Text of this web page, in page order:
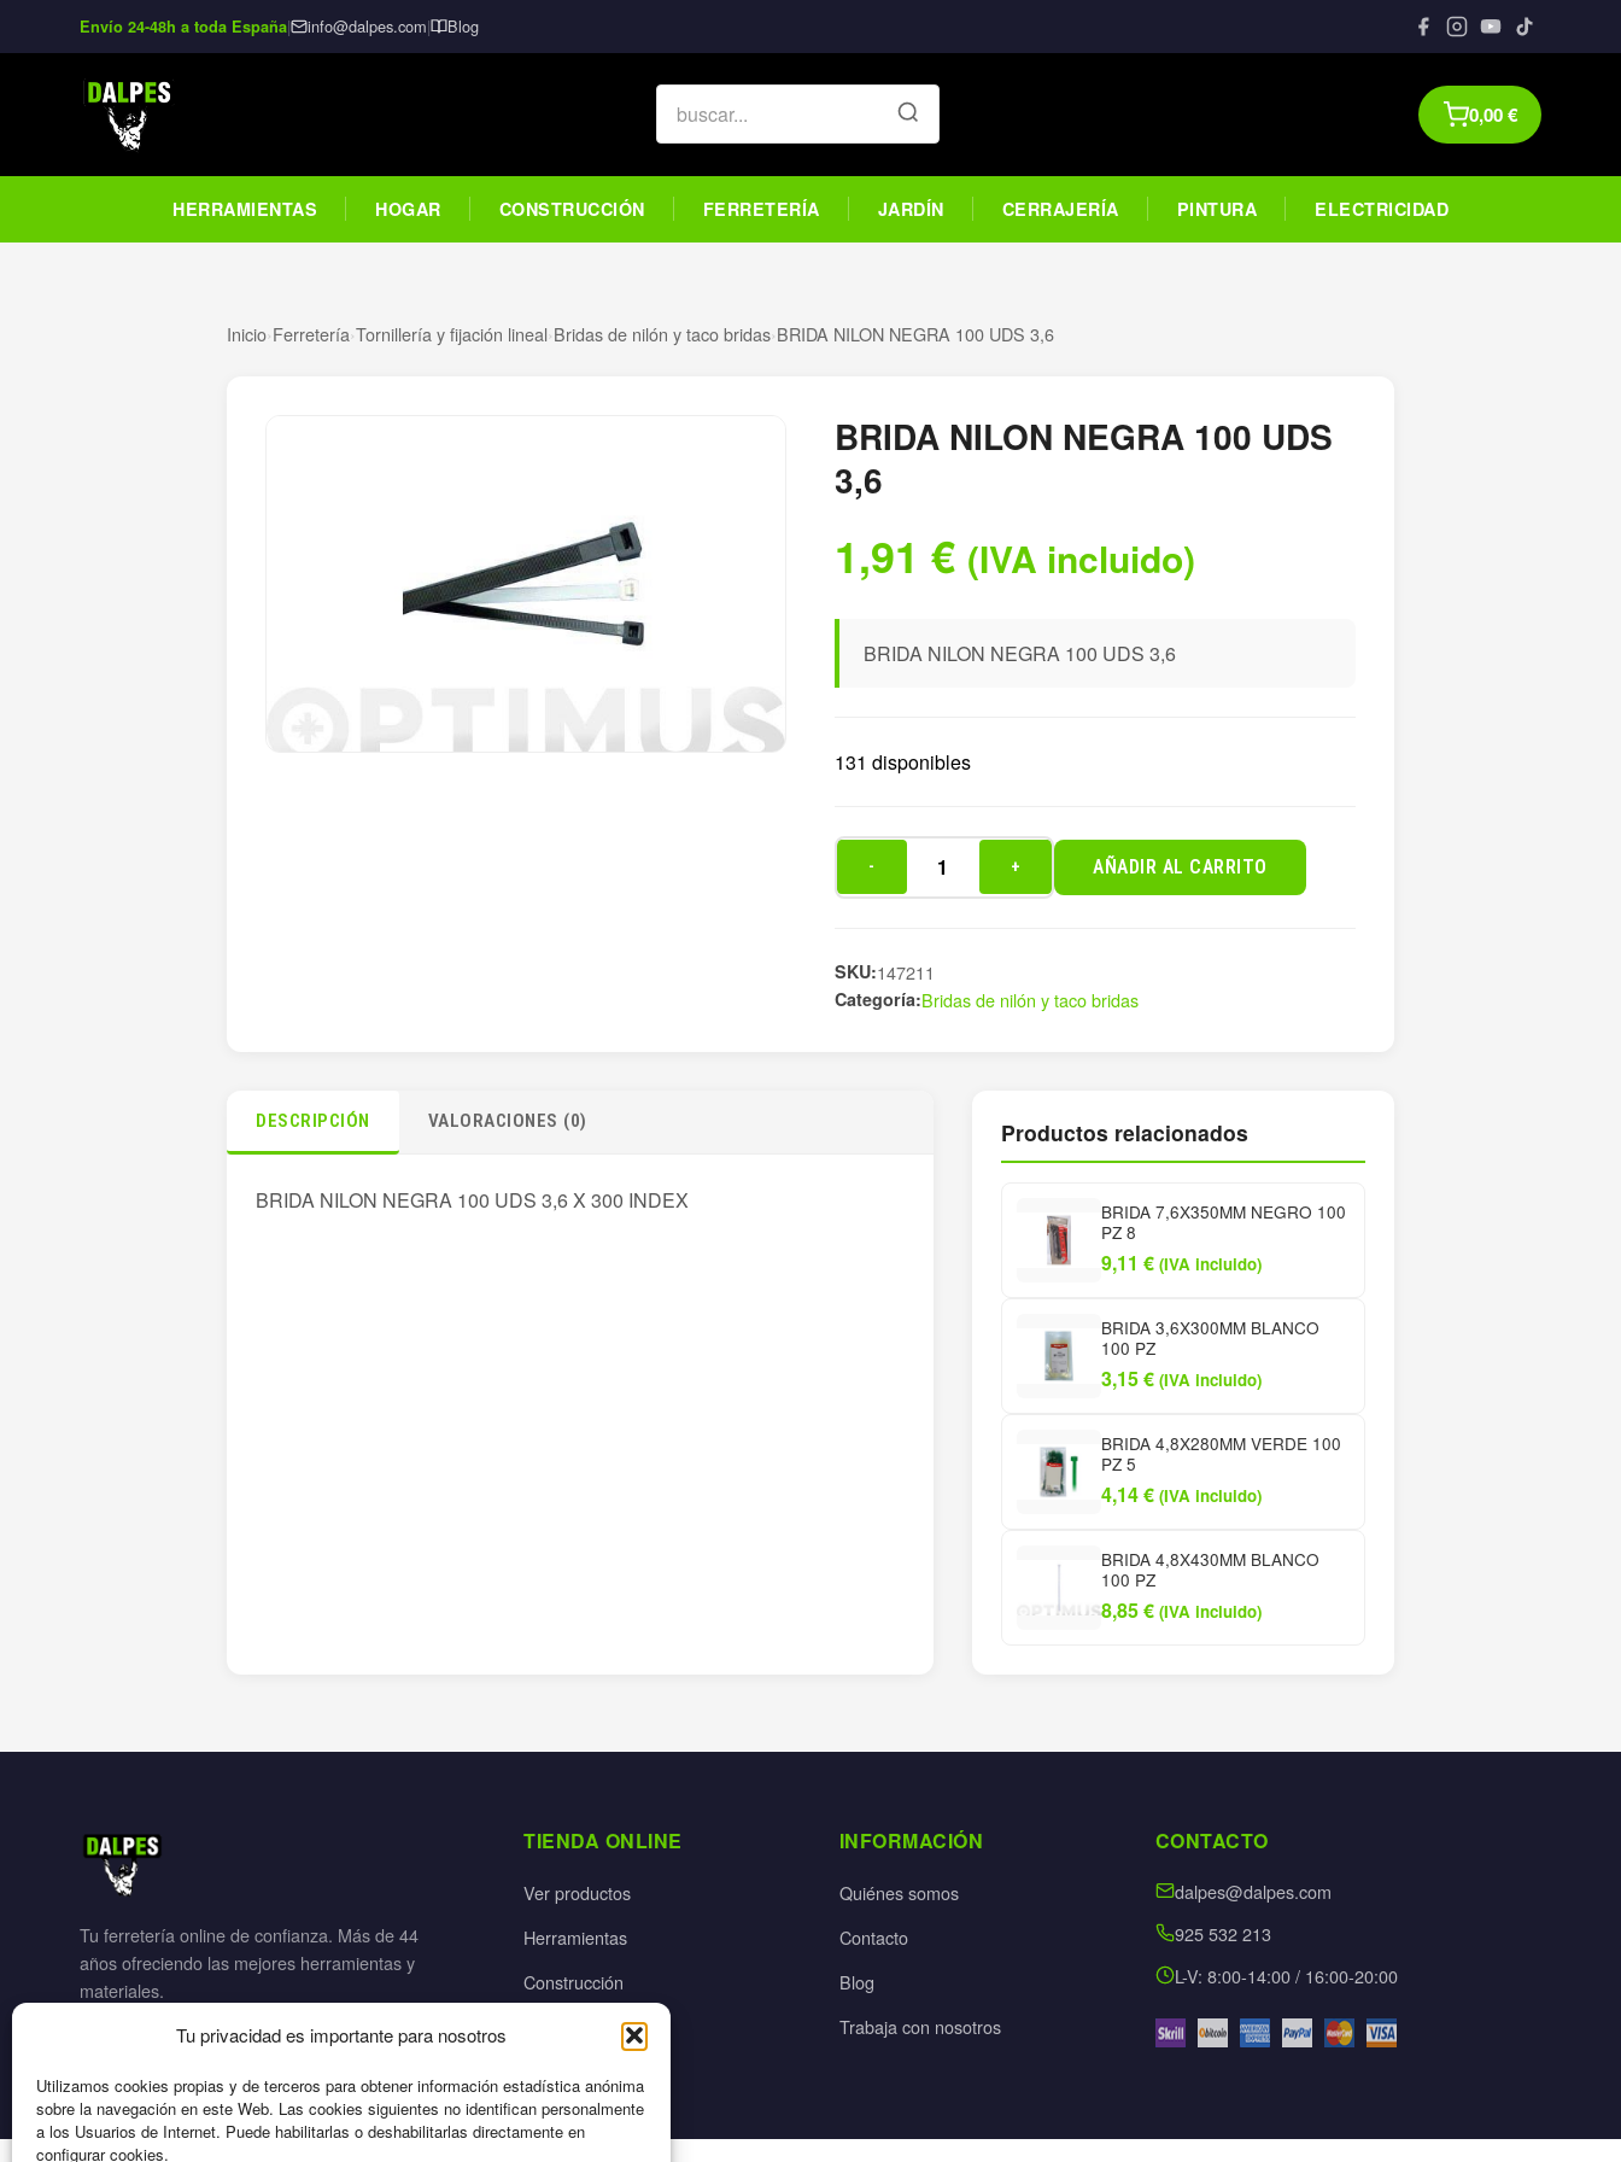
Tu privacidad es importante para nosotros
Utilizamos cookies propias y de terceros para obtener información estadística anónima
sobre la navegación en este Web. Las cookies siguientes no identifican personalmente
a los Usuarios de Internet. Puede habilitarlas o deshabilitarlas directamente en
configurar cookies.
Envío 24-48h a toda España| info@dalpes.com| Blog
0,00€
HERRAMIENTAS HOGAR CONSTRUCCIÓN FERRETERÍA JARDÍN CERRAJERÍA PINTURA ELECTRICIDAD
Inicio›Ferretería›Tornillería y fijación lineal›Bridas de nilón y taco bridas›BRIDA NILON NEGRA 100 UDS 3,6
BRIDA NILON NEGRA 100 UDS
3,6
1,91 € (IVA incluido)
BRIDA NILON NEGRA 100 UDS 3,6
131 disponibles
100
UDS
- + AÑADIR AL CARRITO
SKU:147211
Categoría:Bridas de nilón y taco bridas
DESCRIPCIÓN VALORACIONES (0)
BRIDA NILON NEGRA 100 UDS 3,6 X 300 INDEX
Productos relacionados
BRIDA 7,6X350MM NEGRO 100
PZ 8
9,11 € (IVA incluido)
BRIDA 3,6X300MM BLANCO
100 PZ
3,15€ (IVA incluido)
BRIDA 4,8X280MM VERDE 100
PZ 5
4,14€ (IVA incluido)
BRIDA 4,8X430MM BLANCO
100 PZ
8,85€ (IVA incluido)
Tu ferretería online de confianza. Más de 44
años ofreciendo las mejores herramientas y
materiales.
TIENDA ONLINE
Ver productos
Herramientas
Construcción
INFORMACIÓN
Quiénes somos
Contacto
Blog
Trabaja con nosotros
CONTACTO
dalpes@dalpes.com
925 532 213
L-V: 8:00-14:00 / 16:00-20:00